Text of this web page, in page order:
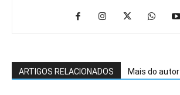
ARTIGOS RELACIONADOS Mais do autor